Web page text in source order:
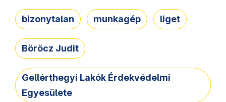
bizonytalan munkagép liget
Böröcz Judit
Gellérthegyi Lakók Érdekvédelmi
Egyesülete